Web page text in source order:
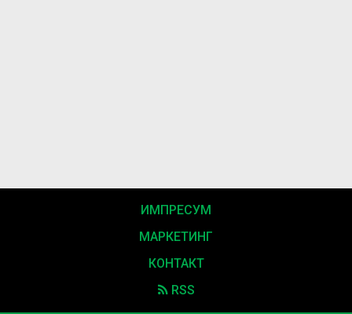
ИМПРЕСУМ
МАРКЕТИНГ
КОНТАКТ
RSS